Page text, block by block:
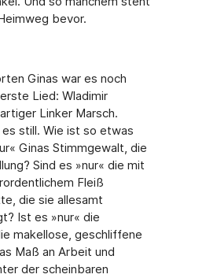
bevor.
Ginas war es noch
Lied: Wladimir
Linker Marsch.
still. Wie ist so etwas
Ginas Stimmgewalt, die
Sind es »nur« die mit
Fleiß
die sie allesamt
Ist es »nur« die
makellose, geschliffene
Maß an Arbeit und
der scheinbaren